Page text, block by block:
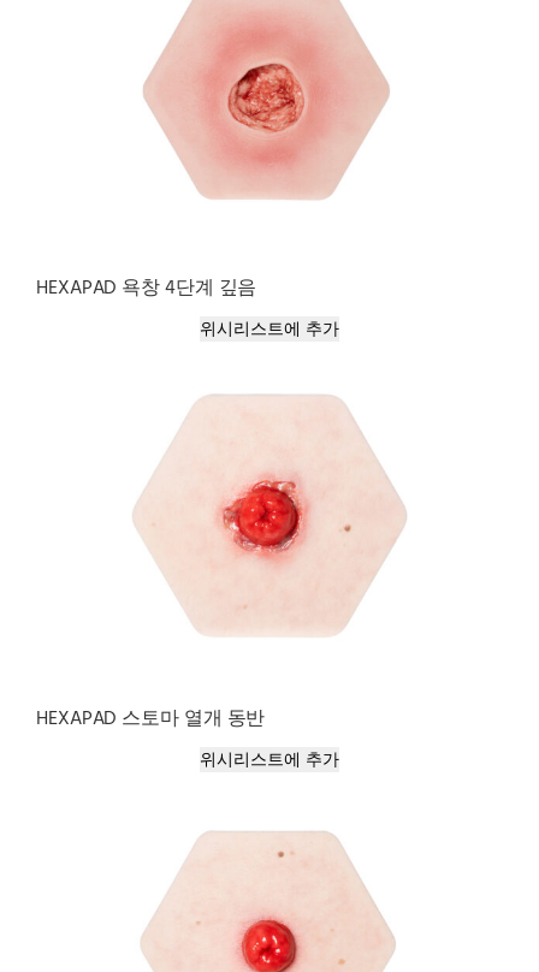
HEXAPAD 욕창 4단계 깊음
위시리스트에 추가
HEXAPAD 스토마 열개 동반
위시리스트에 추가